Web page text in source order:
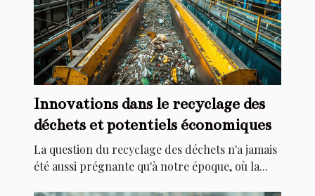
Innovations dans le recyclage des
déchets et potentiels économiques
La question du recyclage des déchets n'a jamais
été aussi prégnante qu'à notre époque, où la...